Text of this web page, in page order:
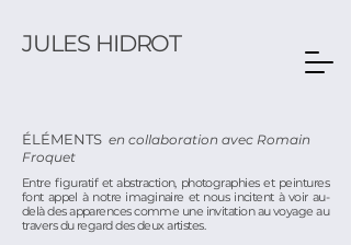
JULES HIDROT
ÉLÉMENTS en collaboration avec Romain
Froquet
Entre figuratif et abstraction, photographies et peintures
font appel à notre imaginaire et nous incitent à voir au-
delà des apparences comme une invitation au voyage au
travers du regard des deux artistes.